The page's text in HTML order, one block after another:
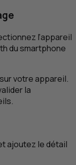
l’appareil
du smartphone
votre appareil.
la
ajoutez le détail